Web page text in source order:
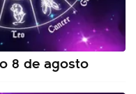
8 de agosto